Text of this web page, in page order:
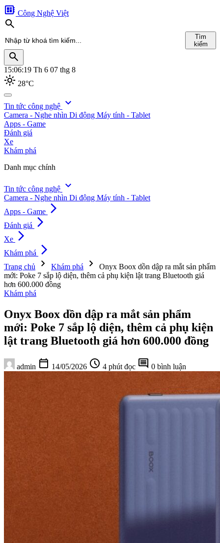
developer_board Công Nghệ Việt
search
Tìm
kiếm
search
15:06:21 Th 6 07 thg 8
light_mode 28°C
search
Tin tức công nghệ expand_more
Camera - Nghe nhìn Di động Máy tính - Tablet
Apps - Game
Đánh giá
Xe
Khám phá
Danh mục chính
Tin tức công nghệ expand_more
Camera - Nghe nhìn Di động Máy tính - Tablet
Apps - Game arrow_forward_ios
Đánh giá arrow_forward_ios
Xe arrow_forward_ios
Khám phá arrow_forward_ios
Trang chủ chevron_right Khám phá chevron_right
Onyx Boox dồn dập ra mắt sản phẩm
mới: Poke 7 sắp lộ diện, thêm cả phụ kiện lật trang Bluetooth giá
hơn 600.000 đồng
Khám phá
Onyx Boox dồn dập ra mắt sản phẩm
mới: Poke 7 sắp lộ diện, thêm cả phụ kiện
lật trang Bluetooth giá hơn 600.000 đồng
admin calendar_today 14/05/2026 schedule 4 phút đọc comment 0 bình luận